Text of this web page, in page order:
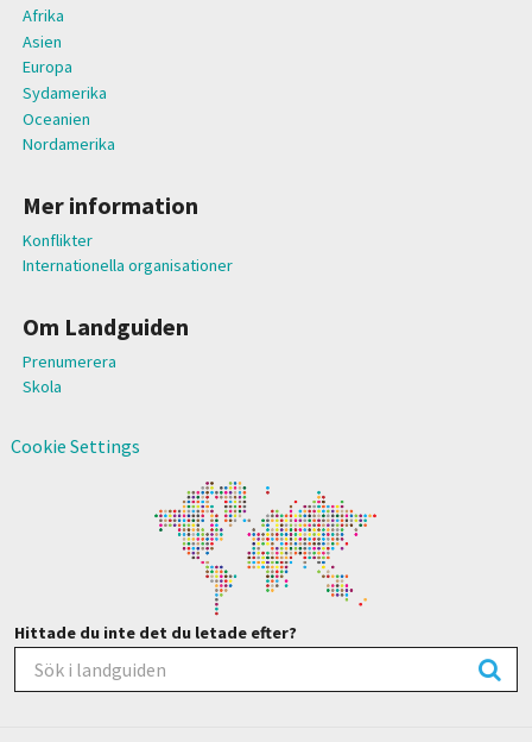
Afrika
Asien
Europa
Sydamerika
Oceanien
Nordamerika
Mer information
Konflikter
Internationella organisationer
Om Landguiden
Prenumerera
Skola
Cookie Settings
Hittade du inte det du letade efter?